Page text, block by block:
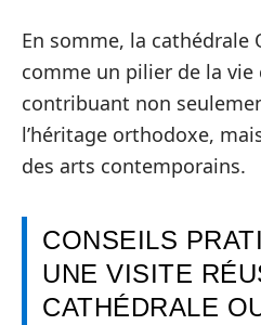
En somme, la cathédrale
comme un pilier de la vie
contribuant non
l’héritage orthodoxe,
des arts contemporains.
CONSEILS
UNE VISITE
CATHÉDRALE